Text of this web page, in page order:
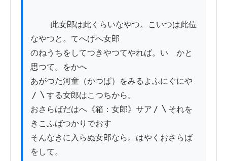
なやつと。てへげへ女郎
のねうちをしてつきやつてやれば。いゝかと
思つて。をかへ
あがつた河童（かつぱ）をみるよふにぐにや
〳〵する女郎はこつちから。
おさらばだはへ《箱：女郎》サア〳〵それを
きこふばつかりでおす
そんなきに入らぬ女郎なら。はやくおさらば
をして。